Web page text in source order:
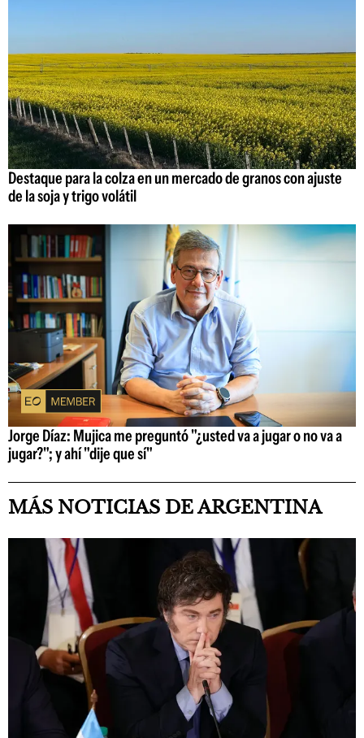
Destaque para la colza en un mercado de granos con ajuste
de la soja y trigo volátil
Jorge Díaz: Mujica me preguntó "¿usted va a jugar o no va a
jugar?"; y ahí "dije que sí"
MÁS NOTICIAS DE ARGENTINA